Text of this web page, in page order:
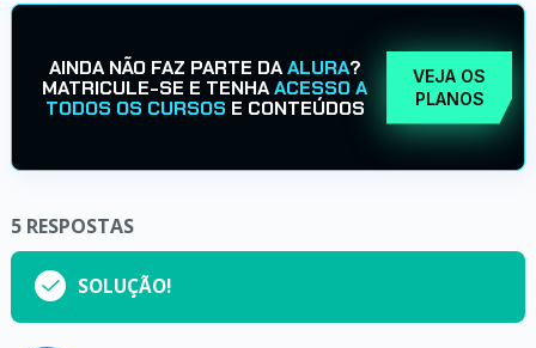
AINDA NÃO FAZ PARTE DAALURA?
MATRICULE-SE E TENHAACESSO A
TODOS OS CURSOS E CONTEÚDOS
VEJA OS
PLANOS
5 RESPOSTAS
SOLUÇÃO!